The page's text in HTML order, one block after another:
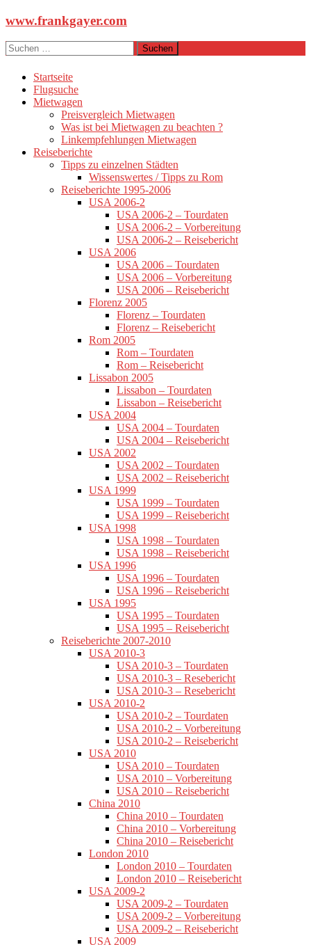
Zum
springen
www.frankgayer.com
Suchen
nach:
Startseite
Flugsuche
Mietwagen
Preisvergleich Mietwagen
Was ist bei Mietwagen zu beachten ?
Linkempfehlungen Mietwagen
Reiseberichte
Tipps zu einzelnen Städten
Wissenswertes / Tipps zu Rom
Reiseberichte 1995-2006
USA 2006-2
USA 2006-2 – Tourdaten
USA 2006-2 – Vorbereitung
USA 2006-2 – Reisebericht
USA 2006
USA 2006 – Tourdaten
USA 2006 – Vorbereitung
USA 2006 – Reisebericht
Florenz 2005
Florenz – Tourdaten
Florenz – Reisebericht
Rom 2005
Rom – Tourdaten
Rom – Reisebericht
Lissabon 2005
Lissabon – Tourdaten
Lissabon – Reisebericht
USA 2004
USA 2004 – Tourdaten
USA 2004 – Reisebericht
USA 2002
USA 2002 – Tourdaten
USA 2002 – Reisebericht
USA 1999
USA 1999 – Tourdaten
USA 1999 – Reisebericht
USA 1998
USA 1998 – Tourdaten
USA 1998 – Reisebericht
USA 1996
USA 1996 – Tourdaten
USA 1996 – Reisebericht
USA 1995
USA 1995 – Tourdaten
USA 1995 – Reisebericht
Reiseberichte 2007-2010
USA 2010-3
USA 2010-3 – Tourdaten
USA 2010-3 – Resebericht
USA 2010-3 – Resebericht
USA 2010-2
USA 2010-2 – Tourdaten
USA 2010-2 – Vorbereitung
USA 2010-2 – Reisebericht
USA 2010
USA 2010 – Tourdaten
USA 2010 – Vorbereitung
USA 2010 – Reisebericht
China 2010
China 2010 – Tourdaten
China 2010 – Vorbereitung
China 2010 – Reisebericht
London 2010
London 2010 – Tourdaten
London 2010 – Reisebericht
USA 2009-2
USA 2009-2 – Tourdaten
USA 2009-2 – Vorbereitung
USA 2009-2 – Reisebericht
USA 2009